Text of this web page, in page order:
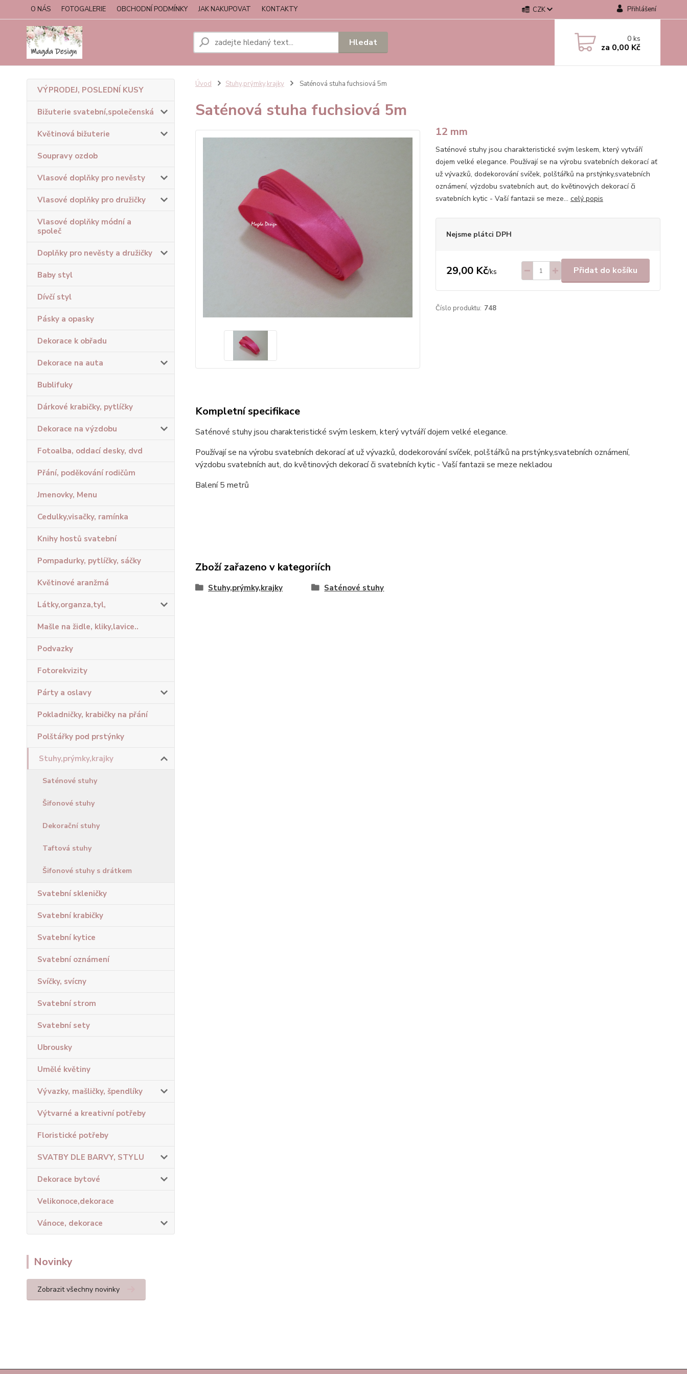
O NÁS FOTOGALERIE OBCHODNÍ PODMÍNKY JAK NAKUPOVAT KONTAKTY CZK Přihlášení
Hledat 0ks
za 0,00 Kč
VÝPRODEJ, POSLEDNÍ KUSY
Bižuterie svatební,společenská
Květinová bižuterie
Soupravy ozdob
Vlasové doplňky pro nevěsty
Vlasové doplňky pro družičky
Vlasové doplňky módní a
společ
Doplňky pro nevěsty a družičky
Baby styl
Dívčí styl
Pásky a opasky
Dekorace k obřadu
Dekorace na auta
Bublifuky
Dárkové krabičky, pytlíčky
Dekorace na výzdobu
Fotoalba, oddací desky, dvd
Přání, poděkování rodičům
Jmenovky, Menu
Cedulky,visačky, ramínka
Knihy hostů svatební
Pompadurky, pytlíčky, sáčky
Květinové aranžmá
Látky,organza,tyl,
Mašle na židle, kliky,lavice..
Podvazky
Fotorekvizity
Párty a oslavy
Pokladničky, krabičky na přání
Polštářky pod prstýnky
Stuhy,prýmky,krajky
Saténové stuhy
Šifonové stuhy
Dekorační stuhy
Taftová stuhy
Šifonové stuhy s drátkem
Svatební skleničky
Svatební krabičky
Svatební kytice
Svatební oznámení
Svíčky, svícny
Svatební strom
Svatební sety
Ubrousky
Umělé květiny
Vývazky, mašličky, špendlíky
Výtvarné a kreativní potřeby
Floristické potřeby
SVATBY DLE BARVY, STYLU
Dekorace bytové
Velikonoce,dekorace
Vánoce, dekorace
Novinky
Zobrazit všechny novinky
Úvod Stuhy,prýmky,krajky Saténová stuha fuchsiová 5m
Saténová stuha fuchsiová 5m
12 mm
Saténové stuhy jsou charakteristické svým leskem, který vytváří
dojem velké elegance. Používají se na výrobu svatebních dekorací ať
už vývazků, dodekorování svíček, polštářků na prstýnky,svatebních
oznámení, výzdobu svatebních aut, do květinových dekorací či
svatebních kytic - Vaší fantazii se meze... celý popis
Nejsme plátci DPH
29,00 Kč/ks Přidat do košíku
Číslo produktu: 748
Kompletní specifikace
Saténové stuhy jsou charakteristické svým leskem, který vytváří dojem velké elegance.
Používají se na výrobu svatebních dekorací ať už vývazků, dodekorování svíček, polštářků na prstýnky,svatebních oznámení,
výzdobu svatebních aut, do květinových dekorací či svatebních kytic - Vaší fantazii se meze nekladou
Balení 5 metrů
Zboží zařazeno v kategoriích
Stuhy,prýmky,krajky Saténové stuhy